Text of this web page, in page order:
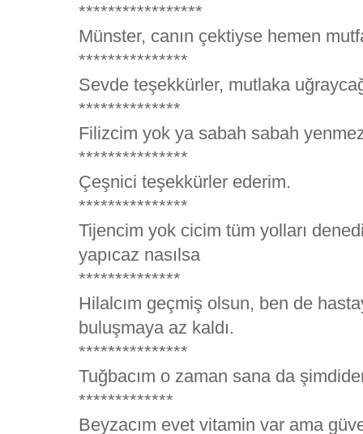
*****************
Münster, canın çektiyse hemen
***************
Sevde teşekkürler, mutlaka
**************
Filizcim yok ya sabah sabah yenmez
***************
Çeşnici teşekkürler ederim.
***************
Tijencim yok cicim tüm yolları
yapıcaz nasılsa
**************
Hilalcım geçmiş olsun, ben de
buluşmaya az kaldı.
***************
Tuğbacım o zaman sana da
*************
Beyzacım evet vitamin var ama